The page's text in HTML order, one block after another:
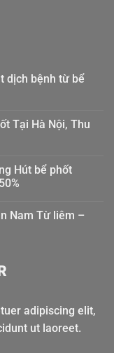
dịch bệnh từ bể
Tại Hà Nội, Thu
Hút bể phốt
Nam Từ liêm –
adipiscing elit,
ut laoreet.